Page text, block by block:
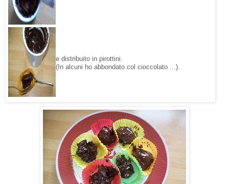
e distribuito in pirottini.
(In alcuni ho abbondato col cioccolato ...).